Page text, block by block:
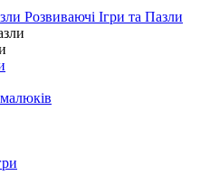
Розвиваючі Ігри та Пазли